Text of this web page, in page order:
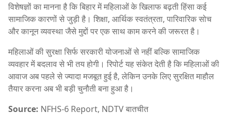
विशेषज्ञों का मानना है कि बिहार में महिलाओं के खिलाफ बढ़ती हिंसा कई
सामाजिक कारणों से जुड़ी है। शिक्षा, आर्थिक स्वतंत्रता, पारिवारिक सोच
और कानून व्यवस्था जैसे मुद्दों पर एक साथ काम करने की जरूरत है।
महिलाओं की सुरक्षा सिर्फ सरकारी योजनाओं से नहीं बल्कि सामाजिक
व्यवहार में बदलाव से भी तय होगी। रिपोर्ट यह संकेत देती है कि महिलाओं की
आवाज अब पहले से ज्यादा मजबूत हुई है, लेकिन उनके लिए सुरक्षित माहौल
तैयार करना अब भी बड़ी चुनौती बना हुआ है।
Source: NFHS-6 Report, NDTV बातचीत